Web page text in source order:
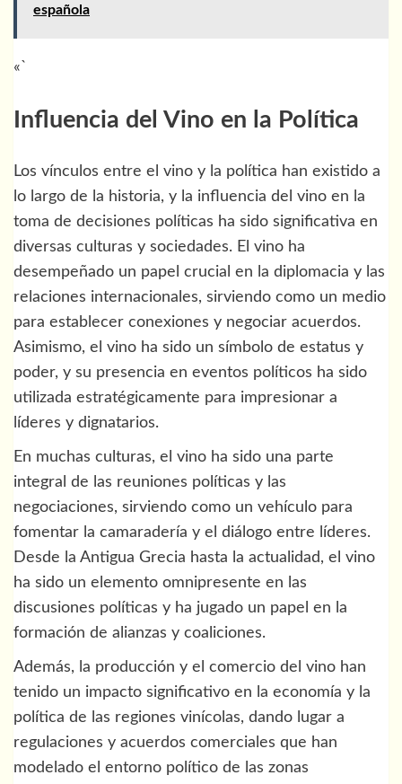
española
«`
Influencia del Vino en la Política
Los vínculos entre el vino y la política han existido a
lo largo de la historia, y la influencia del vino en la
toma de decisiones políticas ha sido significativa en
diversas culturas y sociedades. El vino ha
desempeñado un papel crucial en la diplomacia y las
relaciones internacionales, sirviendo como un medio
para establecer conexiones y negociar acuerdos.
Asimismo, el vino ha sido un símbolo de estatus y
poder, y su presencia en eventos políticos ha sido
utilizada estratégicamente para impresionar a
líderes y dignatarios.
En muchas culturas, el vino ha sido una parte
integral de las reuniones políticas y las
negociaciones, sirviendo como un vehículo para
fomentar la camaradería y el diálogo entre líderes.
Desde la Antigua Grecia hasta la actualidad, el vino
ha sido un elemento omnipresente en las
discusiones políticas y ha jugado un papel en la
formación de alianzas y coaliciones.
Además, la producción y el comercio del vino han
tenido un impacto significativo en la economía y la
política de las regiones vinícolas, dando lugar a
regulaciones y acuerdos comerciales que han
modelado el entorno político de las zonas